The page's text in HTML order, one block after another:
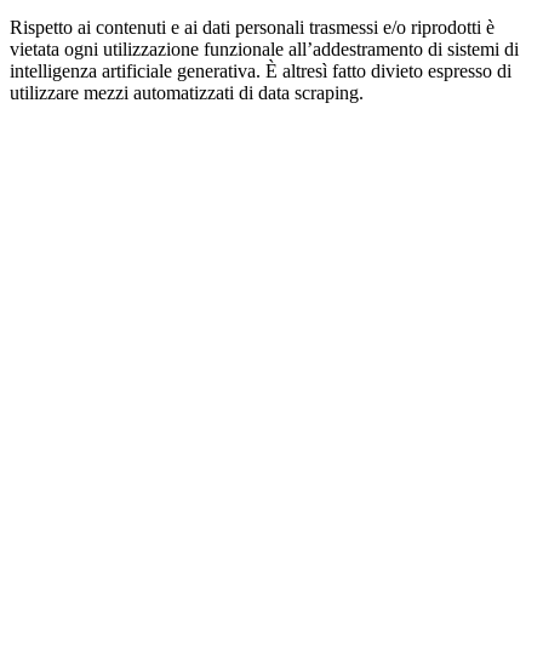
Rispetto ai contenuti e ai dati personali trasmessi e/o riprodotti è
vietata ogni utilizzazione funzionale all’addestramento di sistemi di
intelligenza artificiale generativa. È altresì fatto divieto espresso di
utilizzare mezzi automatizzati di data scraping.